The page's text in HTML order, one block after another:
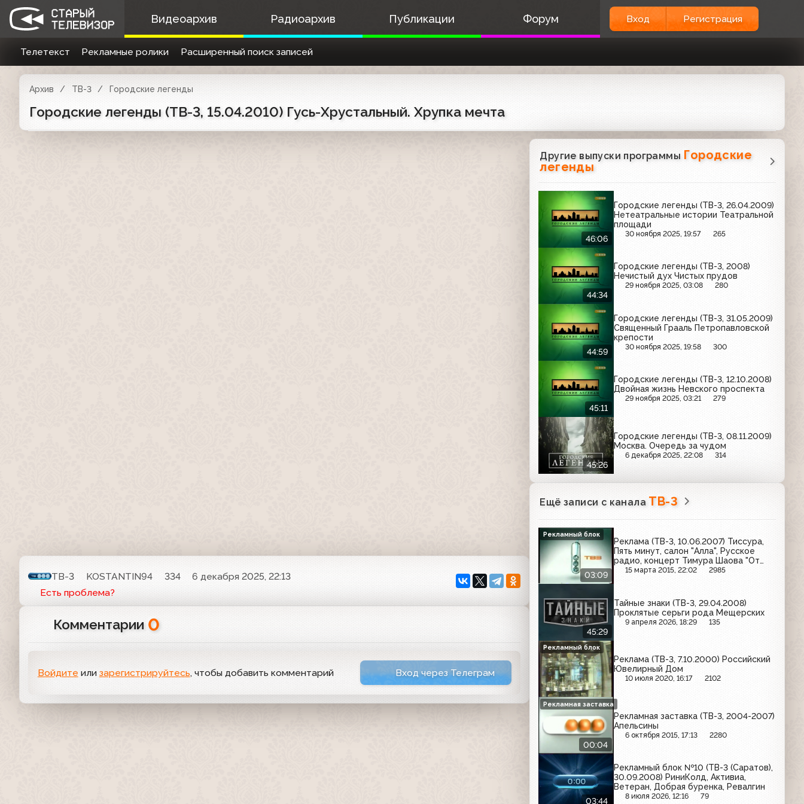
Видеоархив Радиоархив Публикации Форум Вход Регистрация
Телетекст Рекламные ролики Расширенный поиск записей
Архив ТВ-3 Городские легенды
Городские легенды (ТВ-3, 15.04.2010) Гусь-Хрустальный. Хрупка мечта
ТВ-3 KOSTANTIN94 334
6 декабря 2025, 22:13
Есть проблема?
Комментарии 0
Войдите или зарегистрируйтесь, чтобы добавить комментарий Вход через Телеграм
Другие выпуски программы Городские
легенды
46:06
Городские легенды (ТВ-3, 26.04.2009)
Нетеатральные истории Театральной
площади
30 ноября 2025, 19:57 265
44:34
Городские легенды (ТВ-3, 2008)
Нечистый дух Чистых прудов
29 ноября 2025, 03:08 280
44:59
Городские легенды (ТВ-3, 31.05.2009)
Священный Грааль Петропавловской
крепости
30 ноября 2025, 19:58 300
45:11
Городские легенды (ТВ-3, 12.10.2008)
Двойная жизнь Невского проспекта
29 ноября 2025, 03:21 279
45:26
Городские легенды (ТВ-3, 08.11.2009)
Москва. Очередь за чудом
6 декабря 2025, 22:08 314
Ещё записи с канала ТВ-3
03:09
Реклама (ТВ-3, 10.06.2007) Тиссура,
Пять минут, салон "Алла", Русское
радио, концерт Тимура Шаова "От
бодлера до частицы", Dove, Head &
15 марта 2015, 22:02 2985
Рекламный блок
45:29
Тайные знаки (ТВ-3, 29.04.2008)
Проклятые серьги рода Мещерских
9 апреля 2026, 18:29 135
Реклама (ТВ-3, 7.10.2000) Российский
Ювелирный Дом
10 июля 2020, 16:17 2102
Рекламный блок
00:04
Рекламная заставка (ТВ-3, 2004-2007)
Апельсины
6 октября 2015, 17:13 2280
Рекламная заставка
03:44
Рекламный блок №10 (ТВ-3 (Саратов),
30.09.2008) РиниКолд, Активиа,
Ветеран, Добрая буренка, Ревалгин
8 июля 2026, 12:16 79